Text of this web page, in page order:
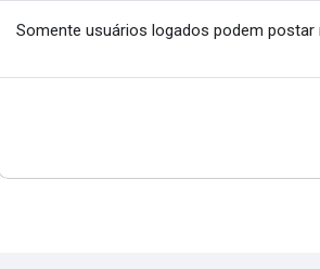
Somente usuários logados podem postar